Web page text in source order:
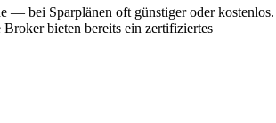
— bei Sparplänen oft günstiger oder kostenlos.
bieten bereits ein zertifiziertes